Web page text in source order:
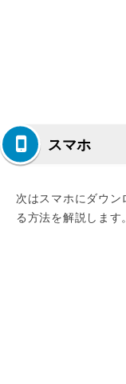
スマホ
次はスマホにダウ
る方法を解説します。